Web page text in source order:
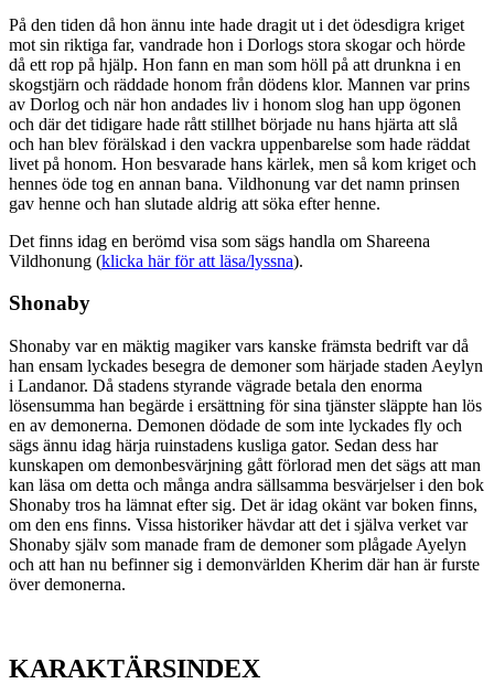
På den tiden då hon ännu inte hade dragit ut i det ödesdigra kriget
mot sin riktiga far, vandrade hon i Dorlogs stora skogar och hörde
då ett rop på hjälp. Hon fann en man som höll på att drunkna i en
skogstjärn och räddade honom från dödens klor. Mannen var prins
av Dorlog och när hon andades liv i honom slog han upp ögonen
och där det tidigare hade rått stillhet började nu hans hjärta att slå
och han blev förälskad i den vackra uppenbarelse som hade räddat
livet på honom. Hon besvarade hans kärlek, men så kom kriget och
hennes öde tog en annan bana. Vildhonung var det namn prinsen
gav henne och han slutade aldrig att söka efter henne.
Det finns idag en berömd visa som sägs handla om Shareena
Vildhonung (klicka här för att läsa/lyssna).
Shonaby
Shonaby var en mäktig magiker vars kanske främsta bedrift var då
han ensam lyckades besegra de demoner som härjade staden Aeylyn
i Landanor. Då stadens styrande vägrade betala den enorma
lösensumma han begärde i ersättning för sina tjänster släppte han lös
en av demonerna. Demonen dödade de som inte lyckades fly och
sägs ännu idag härja ruinstadens kusliga gator. Sedan dess har
kunskapen om demonbesvärjning gått förlorad men det sägs att man
kan läsa om detta och många andra sällsamma besvärjelser i den bok
Shonaby tros ha lämnat efter sig. Det är idag okänt var boken finns,
om den ens finns. Vissa historiker hävdar att det i själva verket var
Shonaby själv som manade fram de demoner som plågade Ayelyn
och att han nu befinner sig i demonvärlden Kherim där han är furste
över demonerna.
KARAKTÄRSINDEX